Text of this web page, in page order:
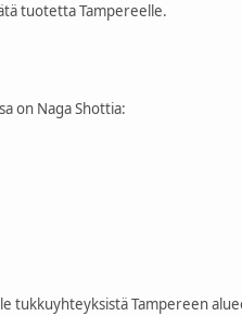
tuotetta Tampereelle.
on Naga Shottia:
tukkuyhteyksistä Tampereen